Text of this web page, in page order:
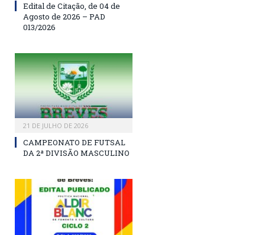
Edital de Citação, de 04 de
Agosto de 2026 – PAD
013/2026
21 DE JULHO DE 2026
CAMPEONATO DE FUTSAL
DA 2ª DIVISÃO MASCULINO